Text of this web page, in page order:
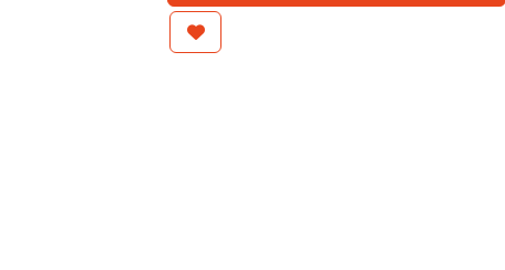
Электромагнитный
клапан